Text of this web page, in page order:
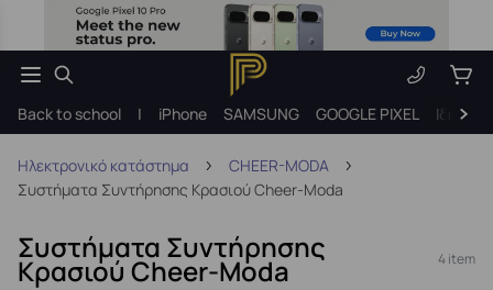
Back to school | iPhone SAMSUNG GOOGLE PIXEL Ιδέες
Ηλεκτρονικό κατάστημα
CHEER-MODA
Συστήματα Συντήρησης Κρασιού Cheer-Moda
Συστήματα Συντήρησης
Κρασιού Cheer-Moda 4 item